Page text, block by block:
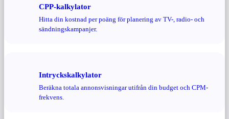
CPP-kalkylator
Hitta din kostnad per poäng för planering av TV-, radio- och
sändningskampanjer.
Intryckskalkylator
Beräkna totala annonsvisningar utifrån din budget och CPM-
frekvens.